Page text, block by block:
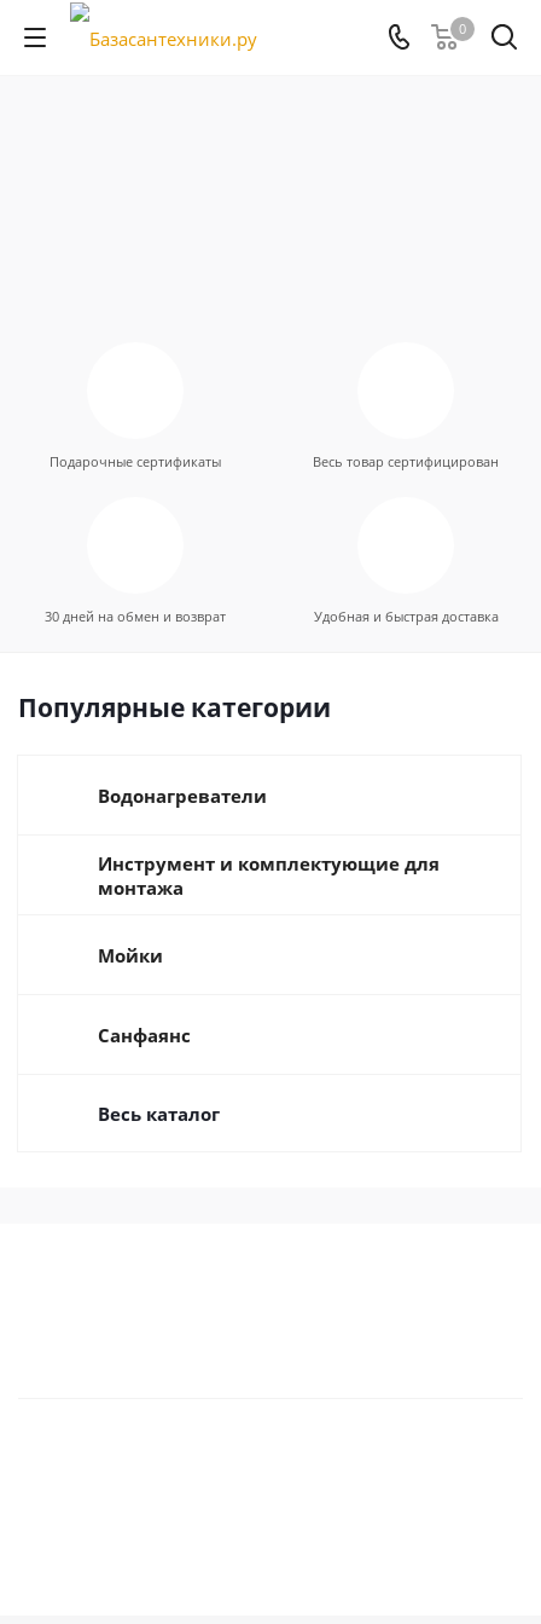
0
Подарочные сертификаты Весь товар сертифицирован
30 дней на обмен и возврат Удобная и быстрая доставка
Популярные категории
Водонагреватели
Инструмент и комплектующие для
монтажа
Мойки
Санфаянс
Весь каталог